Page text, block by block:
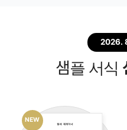
2026.
샘플 서식
NEW